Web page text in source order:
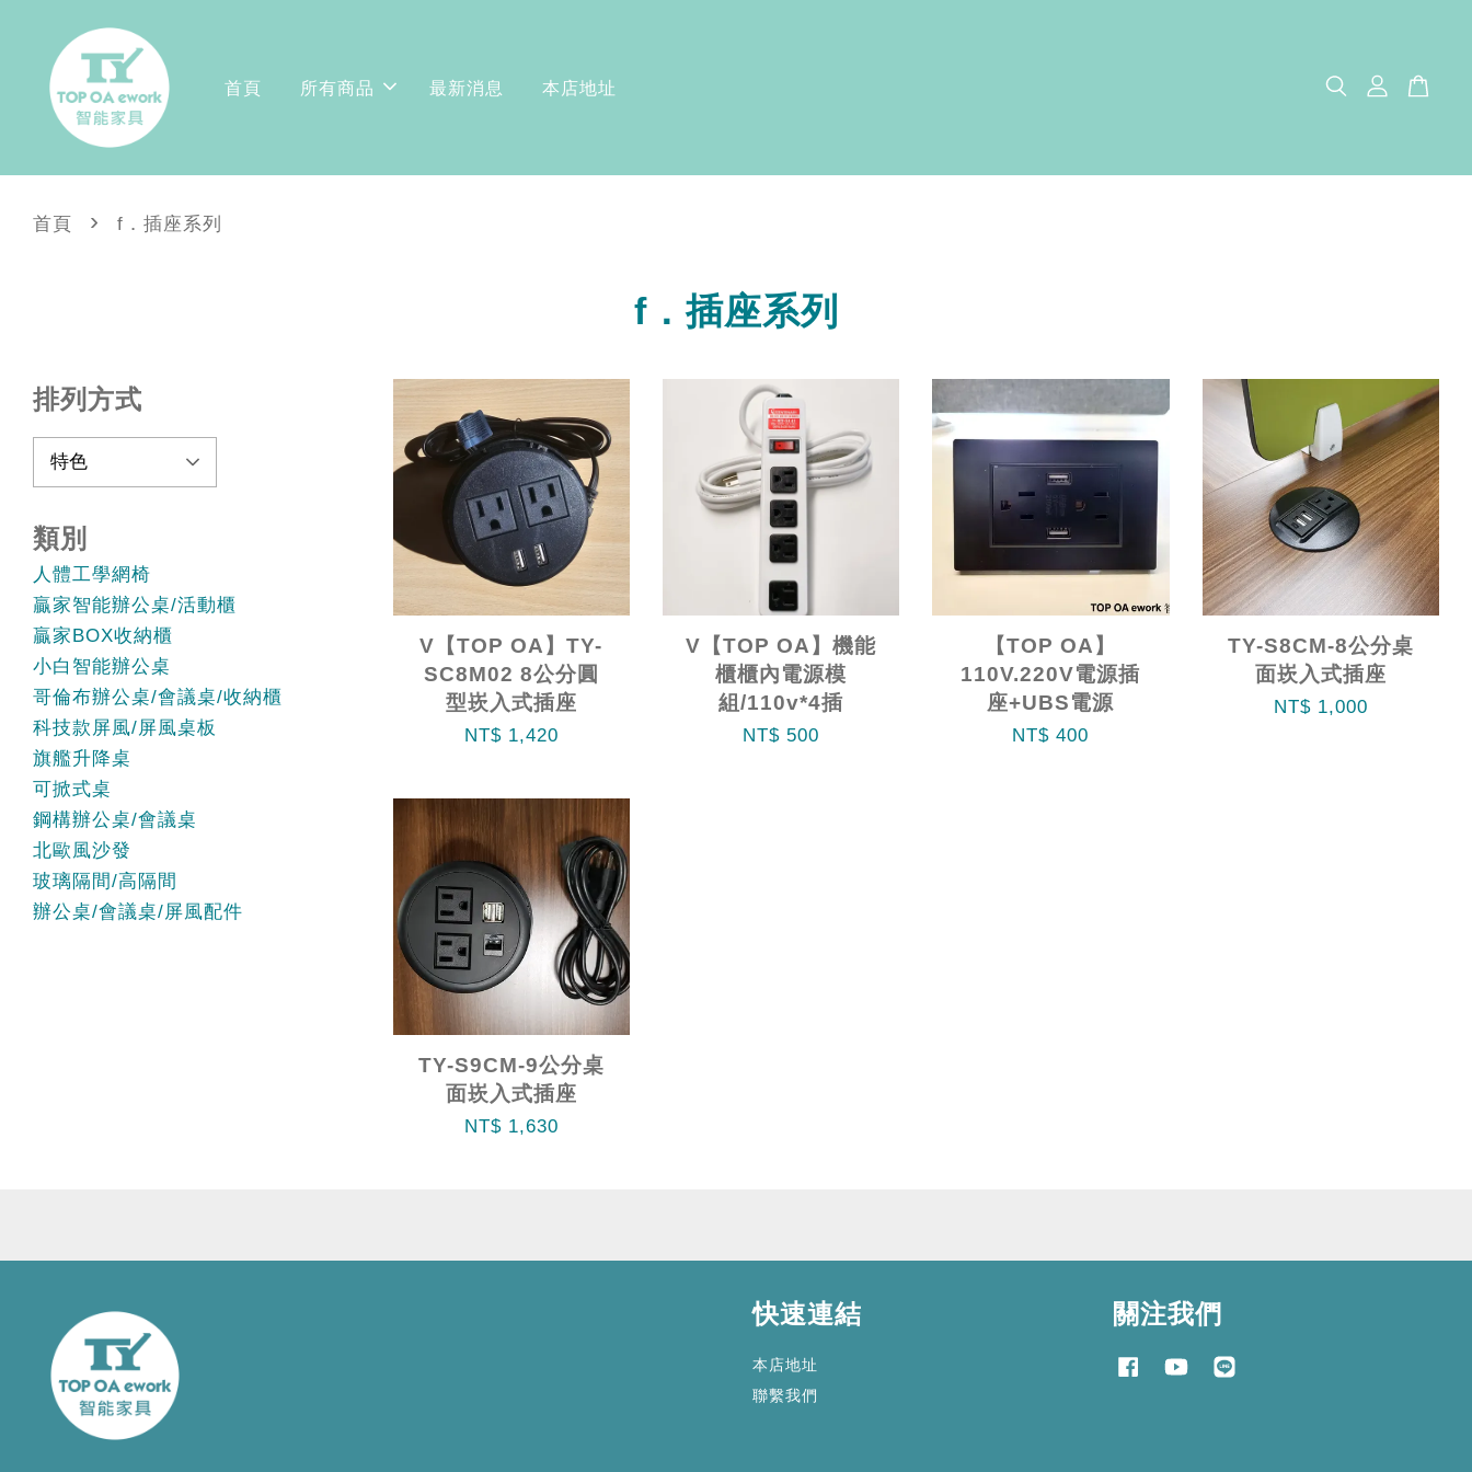
首頁 所有商品 最新消息 本店地址
首頁 › f．插座系列
f．插座系列
排列方式
類別
人體工學網椅
贏家智能辦公桌/活動櫃
贏家BOX收納櫃
小白智能辦公桌
哥倫布辦公桌/會議桌/收納櫃
科技款屏風/屏風桌板
旗艦升降桌
可掀式桌
鋼構辦公桌/會議桌
北歐風沙發
玻璃隔間/高隔間
辦公桌/會議桌/屏風配件
V【TOP OA】TY-
SC8M02 8公分圓
型崁入式插座
NT$ 1,420
V【TOP OA】機能
櫃櫃內電源模
組/110v*4插
NT$ 500
【TOP OA】
110V.220V電源插
座+UBS電源
NT$ 400
TY-S8CM-8公分桌
面崁入式插座
NT$ 1,000
TY-S9CM-9公分桌
面崁入式插座
NT$ 1,630
快速連結
本店地址
聯繫我們
關注我們
FacebookYouTube